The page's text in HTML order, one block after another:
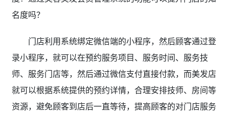
名度吗？
门店利用系统绑定微信端的小程序，然后顾客通过登
录小程序，就可以在预约服务项目、服务时间、服务技
师、服务门店等，然后通过微信支付直接付款，而美发店
就可以根据系统提供的预约详情，合理安排技师、房间等
资源，避免顾客到店后一直等待，提高顾客的对门店服务